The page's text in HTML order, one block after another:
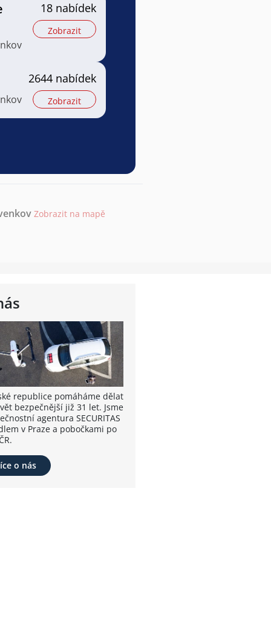
18 nabídek
Zobrazit
2644 nabídek
Zobrazit
Zobrazit na mapě
republice pomáháme dělat
bezpečnější již 31 let. Jsme
agentura SECURITAS
v Praze a pobočkami po
o nás